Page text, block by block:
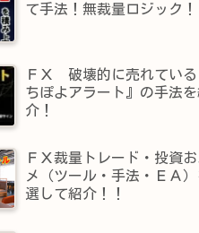
て手法！無裁量ロジック！
ＦＸ 破壊的に売れている
ちぽよアラート』の手法を
介！
ＦＸ裁量トレード・投資
メ（ツール・手法・ＥＡ
選して紹介！！